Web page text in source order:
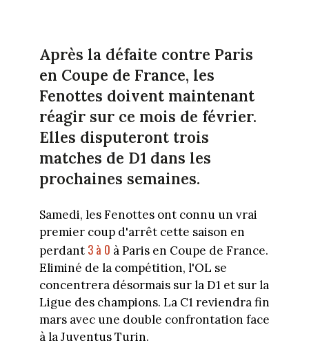
Après la défaite contre Paris
en Coupe de France, les
Fenottes doivent maintenant
réagir sur ce mois de février.
Elles disputeront trois
matches de D1 dans les
prochaines semaines.
Samedi, les Fenottes ont connu un vrai
premier coup d'arrêt cette saison en
perdant 3 à 0 à Paris en Coupe de France.
Eliminé de la compétition, l'OL se
concentrera désormais sur la D1 et sur la
Ligue des champions. La C1 reviendra fin
mars avec une double confrontation face
à la Juventus Turin.